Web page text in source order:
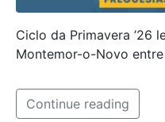
Ciclo da Primavera ’26
Montemor-o-Novo
Continue reading